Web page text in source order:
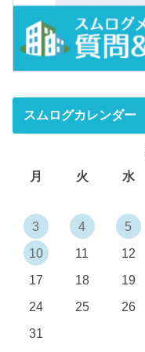
スムログカレンダー
月
火 水
3
4 5
10
11 12
17
18 19
24
25 26
31